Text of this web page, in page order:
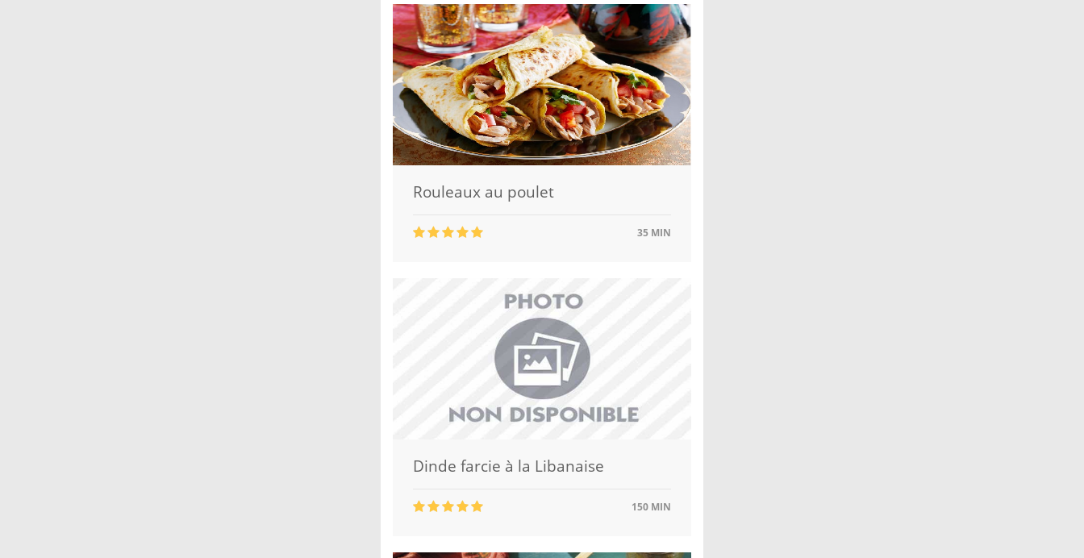
Rouleaux au poulet
35 MIN
Dinde farcie à la Libanaise
150 MIN